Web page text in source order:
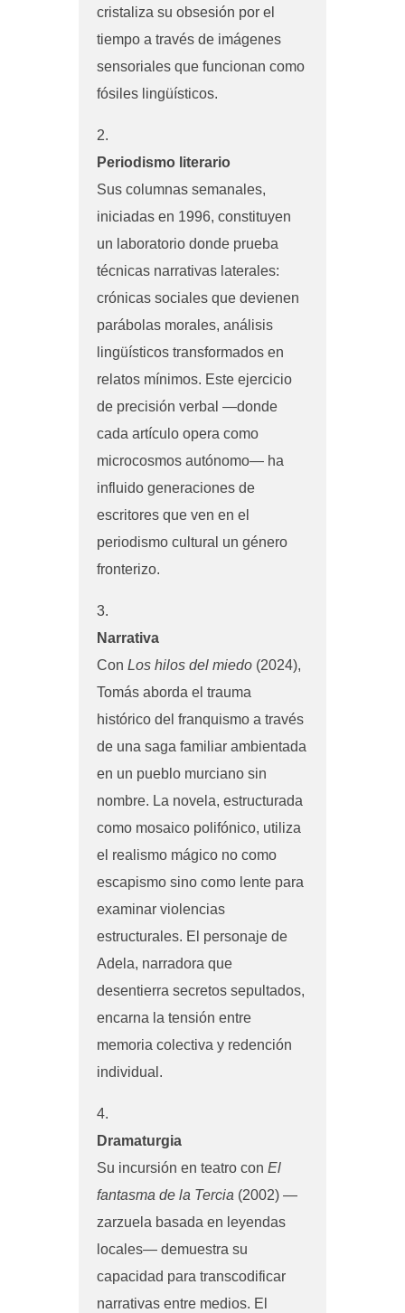
cristaliza su obsesión por el
tiempo a través de imágenes
sensoriales que funcionan como
fósiles lingüísticos.
Periodismo literario
Sus columnas semanales,
iniciadas en 1996, constituyen
un laboratorio donde prueba
técnicas narrativas laterales:
crónicas sociales que devienen
parábolas morales, análisis
lingüísticos transformados en
relatos mínimos. Este ejercicio
de precisión verbal —donde
cada artículo opera como
microcosmos autónomo— ha
influido generaciones de
escritores que ven en el
periodismo cultural un género
fronterizo.
Narrativa
ConLos hilos del miedo (2024),
Tomás aborda el trauma
histórico del franquismo a través
de una saga familiar ambientada
en un pueblo murciano sin
nombre. La novela, estructurada
como mosaico polifónico, utiliza
el realismo mágico no como
escapismo sino como lente para
examinar violencias
estructurales. El personaje de
Adela, narradora que
desentierra secretos sepultados,
encarna la tensión entre
memoria colectiva y redención
individual.
Dramaturgia
Su incursión en teatro conEl
fantasma de la Tercia (2002) —
zarzuela basada en leyendas
locales— demuestra su
capacidad para transcodificar
narrativas entre medios. El